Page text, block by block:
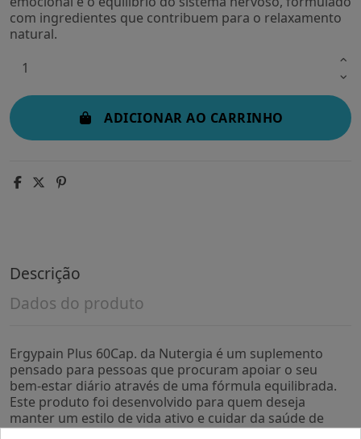
com ingredientes que contribuem para o relaxamento
natural.
ADICIONAR AO CARRINHO
Descrição
Dados do produto
Ergypain Plus 60Cap. da Nutergia é um suplemento
pensado para pessoas que procuram apoiar o seu
bem-estar diário através de uma fórmula equilibrada.
Este produto foi desenvolvido para quem deseja
manter um estilo de vida ativo e cuidar da saúde de
forma natural.